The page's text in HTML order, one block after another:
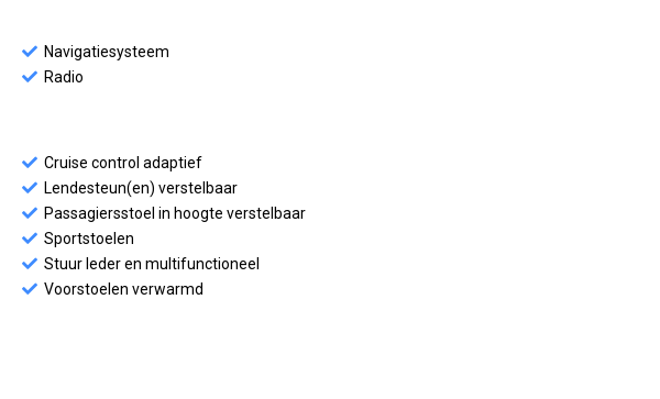
Navigatiesysteem
Radio
Cruise control adaptief
Lendesteun(en) verstelbaar
Passagiersstoel in hoogte verstelbaar
Sportstoelen
Stuur leder en multifunctioneel
Voorstoelen verwarmd